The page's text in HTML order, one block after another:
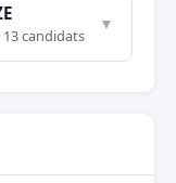
13 candidats
▼